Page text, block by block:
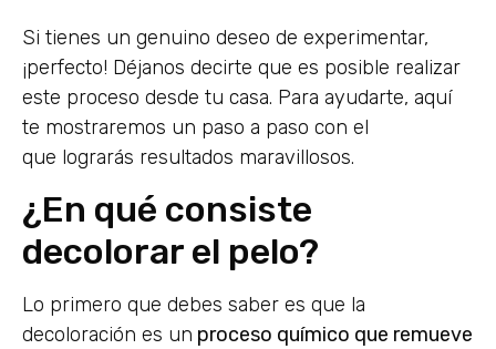
Si tienes un genuino deseo de experimentar,
¡perfecto! Déjanos decirte que es posible realizar
este proceso desde tu casa. Para ayudarte, aquí
te mostraremos un paso a paso con el
que lograrás resultados maravillosos.
¿En qué consiste
decolorar el pelo?
Lo primero que debes saber es que la
decoloración es un proceso químico que remueve